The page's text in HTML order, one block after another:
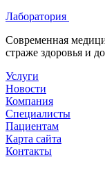
Лаборатория
Современная
страже здоровья и
Услуги
Новости
Компания
Специалисты
Пациентам
Карта сайта
Контакты